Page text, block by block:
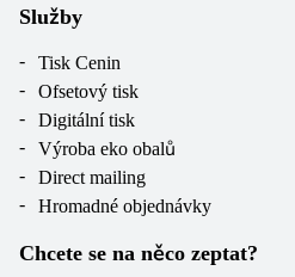
Služby
Tisk Cenin
Ofsetový tisk
Digitální tisk
Výroba eko obalů
Direct mailing
Hromadné objednávky
Chcete se na něco zeptat?